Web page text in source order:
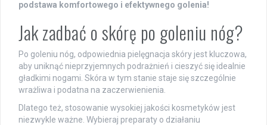
podstawa komfortowego i efektywnego golenia!
Jak zadbać o skórę po goleniu nóg?
Po goleniu nóg, odpowiednia pielęgnacja skóry jest kluczowa,
aby uniknąć nieprzyjemnych podrażnień i cieszyć się idealnie
gładkimi nogami. Skóra w tym stanie staje się szczególnie
wrażliwa i podatna na zaczerwienienia.
Dlatego też, stosowanie wysokiej jakości kosmetyków jest
niezwykle ważne. Wybieraj preparaty o działaniu